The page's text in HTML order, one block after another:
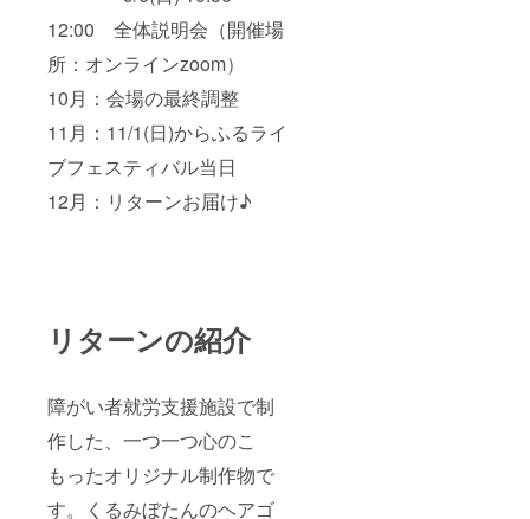
12:00 全体説明会（開催場
所：オンラインzoom）
10月：会場の最終調整
11月：11/1(日)からふるライ
ブフェスティバル当日
12月：リターンお届け♪
リターンの紹介
障がい者就労支援施設で制
作した、一つ一つ心のこ
もったオリジナル制作物で
す。くるみぼたんのヘアゴ